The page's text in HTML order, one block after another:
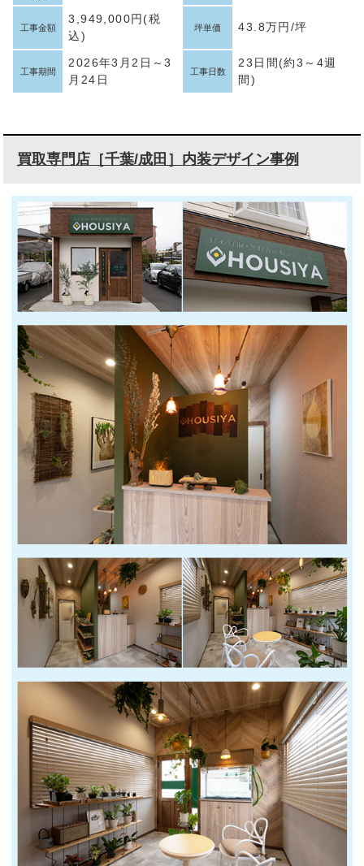
工事金額
3,949,000円(税
込)
坪単価 43.8万円/坪
工事期間
2026年3月2日～3
月24日
工事日数
23日間(約3～4週
間)
買取専門店［千葉/成田］内装デザイン事例